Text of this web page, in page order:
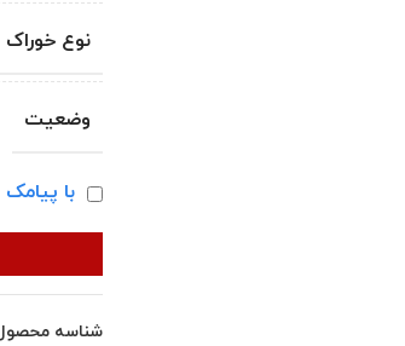
نوع خوراک
وضعیت
با
شناسه